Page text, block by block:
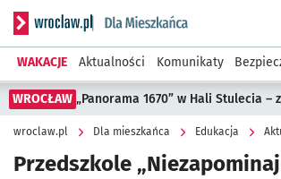
Serwis informacyjny wroclaw.pl
WAKACJE Aktualności Komunikaty
WROCŁAW „Panorama 1670” w Hali Stulecia –
wroclaw.pl Dla mieszkańca Edukacja
Przedszkole